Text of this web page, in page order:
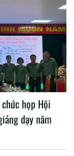
họp Hội
dạy năm